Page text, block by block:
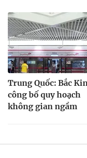
Trung Quốc: Bắc
công bố quy hoạch
không gian ngầm